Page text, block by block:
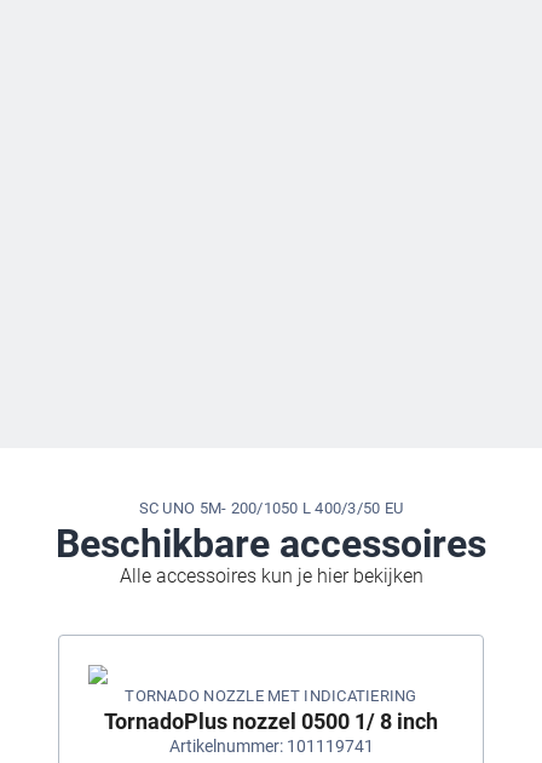
SC UNO 5M- 200/1050 L 400/3/50 EU
Beschikbare accessoires
Alle accessoires kun je hier bekijken
TORNADO NOZZLE MET INDICATIERING
TornadoPlus nozzel 0500 1/ 8 inch
Artikelnummer: 101119741